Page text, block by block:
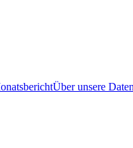
Über unsere Daten